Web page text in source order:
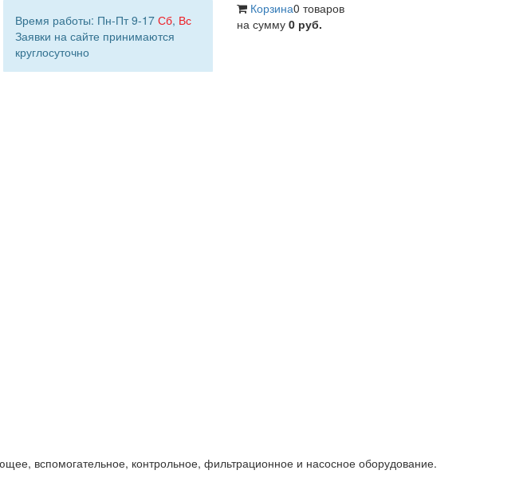
Время работы: Пн-Пт 9-17 Сб, Вс
Заявки на сайте принимаются
круглосуточно
Корзина0 товаров
на сумму 0 руб.
вспомогательное, контрольное, фильтрационное и насосное оборудование.